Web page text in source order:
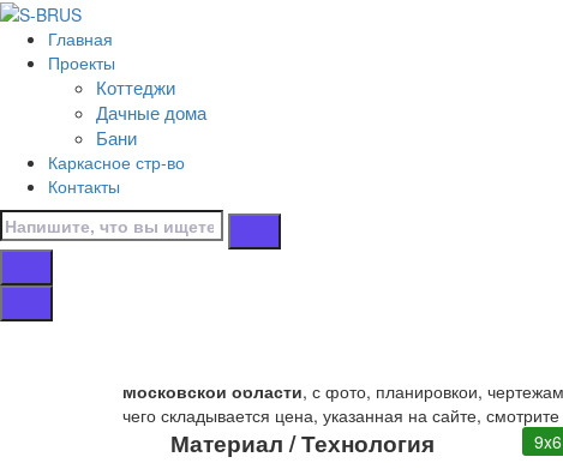
Перейти к контенту
Главная
Проекты
Коттеджи
Дачные дома
Бани
Каркасное стр-во
Контакты
Дачные дома
/
Под усадку
/
Московской области, с фото, планировкой,
чего складывается цена, указанная на сайте,
Материал / Технология 9x6